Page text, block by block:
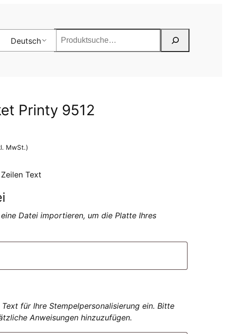
Deutsch
Printy 9512
MwSt.)
Text
Datei importieren, um die Platte Ihres
für Ihre Stempelpersonalisierung ein. Bitte
Anweisungen hinzuzufügen.